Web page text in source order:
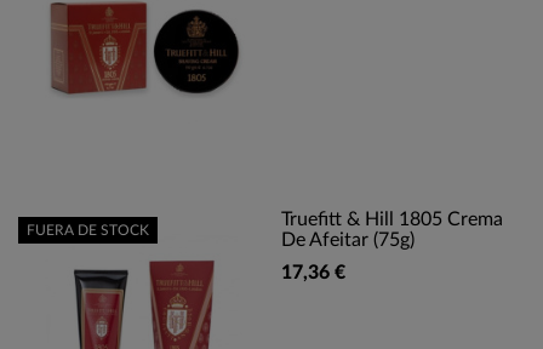
Truefitt & Hill 1805 Crema
De Afeitar (75g)
17,36 €
FUERA DE STOCK